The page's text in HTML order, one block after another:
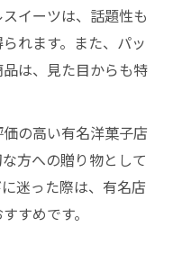
イーツは、話題性も
れます。また、パッ
は、見た目からも特
の高い有名洋菓子店
方への贈り物として
迷った際は、有名店
すめです。